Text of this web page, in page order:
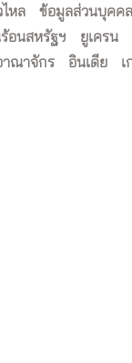
หล
ข้อมูลส่วนบุคคล
อนสหรัฐฯ
ยูเครน
าณาจักร
อินเดีย เ